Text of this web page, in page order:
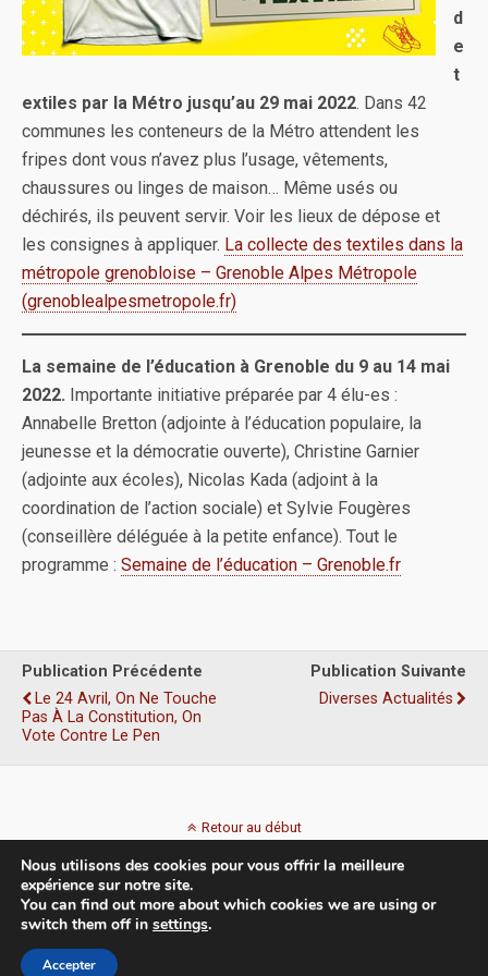
d
e
t
extiles par la Métro jusqu’au 29 mai 2022. Dans 42
communes les conteneurs de la Métro attendent les
fripes dont vous n’avez plus l’usage, vêtements,
chaussures ou linges de maison… Même usés ou
déchirés, ils peuvent servir. Voir les lieux de dépose et
les consignes à appliquer. La collecte des textiles dans la
métropole grenobloise – Grenoble Alpes Métropole
(grenoblealpesmetropole.fr)
La semaine de l’éducation à Grenoble du 9 au 14 mai
2022. Importante initiative préparée par 4 élu-es :
Annabelle Bretton (adjointe à l’éducation populaire, la
jeunesse et la démocratie ouverte), Christine Garnier
(adjointe aux écoles), Nicolas Kada (adjoint à la
coordination de l’action sociale) et Sylvie Fougères
(conseillère déléguée à la petite enfance). Tout le
programme : Semaine de l’éducation – Grenoble.fr
Publication Précédente
Le 24 Avril, On Ne Touche
Pas À La Constitution, On
Vote Contre Le Pen
Publication Suivante
Diverses Actualités
Retour au début
Mobile
Nous utilisons des cookies pour vous offrir la meilleure
expérience sur notre site.
You can find out more about which cookies we are using or
switch them off in settings.
Accepter